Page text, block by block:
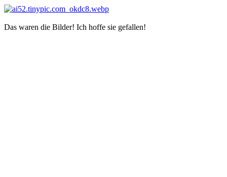
Das waren die Bilder! Ich hoffe sie gefallen!